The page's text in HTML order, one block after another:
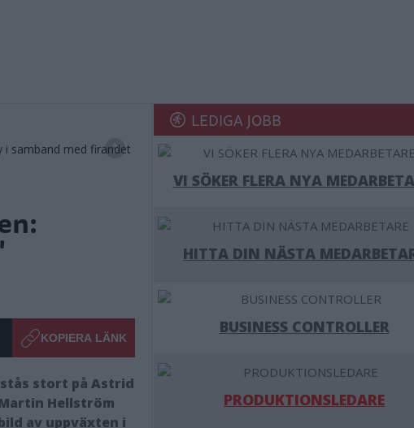
i samband med firandet
KOPIERA LÄNK
stort på Astrid
Hellström
av uppväxten i
LEDIGA JOBB
VI SÖKER FLERA NYA
HITTA DIN NÄSTA
BUSINESS CONTROLLER
PRODUKTIONSLEDARE